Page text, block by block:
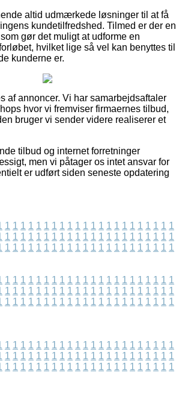
altid udmærkede løsninger til at få
kundetilfredshed. Tilmed er der en
gør det muligt at udforme en
hvilket lige så vel kan benyttes til
kunderne er.
af annoncer. Vi har samarbejdsaftaler
hvor vi fremviser firmaernes tilbud,
bruger vi sender videre realiserer et
tilbud og internet forretninger
men vi påtager os intet ansvar for
er udført siden seneste opdatering
1 1 1 1 1 1 1 1 1 1 1 1 1 1 1 1 1 1 1 1 1 1
1 1 1 1 1 1 1 1 1 1 1 1 1 1 1 1 1 1 1 1 1 1
1 1 1 1 1 1 1 1 1 1 1 1 1 1 1 1 1 1 1 1 1 1
1 1 1 1 1 1 1 1 1 1 1 1 1 1 1 1 1 1 1 1 1 1
1 1 1 1 1 1 1 1 1 1 1 1 1 1 1 1 1 1 1 1 1 1
1 1 1 1 1 1 1 1 1 1 1 1 1 1 1 1 1 1 1 1 1 1
1 1 1 1 1 1 1 1 1 1 1 1 1 1 1 1 1 1 1 1 1 1
1 1 1 1 1 1 1 1 1 1 1 1 1 1 1 1 1 1 1 1 1 1
1 1 1 1 1 1 1 1 1 1 1 1 1 1 1 1 1 1 1 1 1 1